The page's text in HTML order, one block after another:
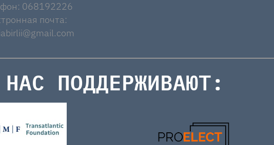
068192226
почта:
НАС ПОДДЕРЖИВАЮТ: